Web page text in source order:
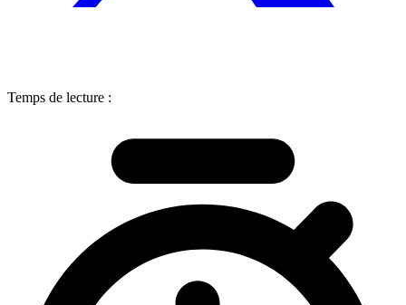
Temps de lecture :